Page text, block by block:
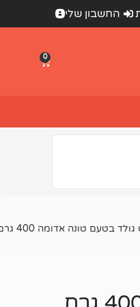
החשבון שלי
0
בטעם טונה אדומה 400 גרם